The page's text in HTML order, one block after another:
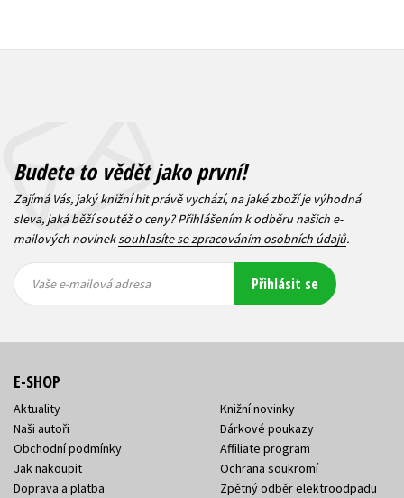
Budete to vědět jako první!
Zajímá Vás, jaký knižní hit právě vychází, na jaké zboží je výhodná
sleva, jaká běží soutěž o ceny? Přihlášením k odběru našich e-
mailových novineksouhlasíte se zpracováním osobních údajů.
mailová
mailová
Vaše e-mailová adresa Přihlásit se
E-SHOP
Aktuality
Naši autoři
Obchodní podmínky
Jak nakoupit
Doprava a platba
Knižní novinky
Dárkové poukazy
Affiliate program
Ochrana soukromí
Zpětný odběr elektroodpadu